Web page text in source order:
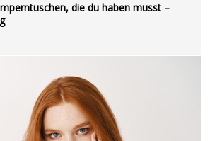
die du haben musst –